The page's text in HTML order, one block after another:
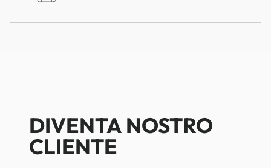
DIVENTA NOSTRO
CLIENTE